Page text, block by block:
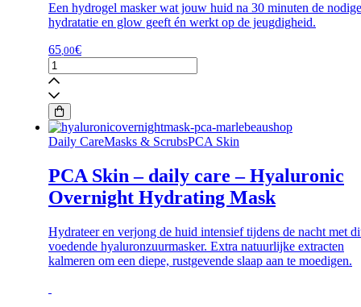
Een hydrogel masker wat jouw huid na 30 minuten de nodige
hydratatie en glow geeft én werkt op de jeugdigheid.
65,00€
Age-
Less
Facial
Mask
-
Emmagen
aantal
Daily CareMasks & ScrubsPCA Skin
PCA Skin – daily care – Hyaluronic
Overnight Hydrating Mask
Hydrateer en verjong de huid intensief tijdens de nacht met
voedende hyaluronzuurmasker. Extra natuurlijke extracten
kalmeren om een ​​diepe, rustgevende slaap aan te moedigen.